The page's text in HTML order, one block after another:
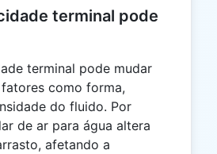
tv^2
terminal pode
terminal pode mudar
como forma,
do fluido. Por
de ar para água altera
afetando a